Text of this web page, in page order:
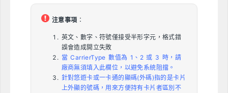
注意事項 ：
英文、數字、符號僅接受半形字元，格式錯
誤會造成開立失敗
當 CarrierType 數值為 1、2 或 3 時，請
廠商無須填入此欄位，以避免系統阻擋。
針對悠遊卡或一卡通的顯碼(外碼)指的是卡片
上外顯的號碼，用來方便持有卡片者區別不